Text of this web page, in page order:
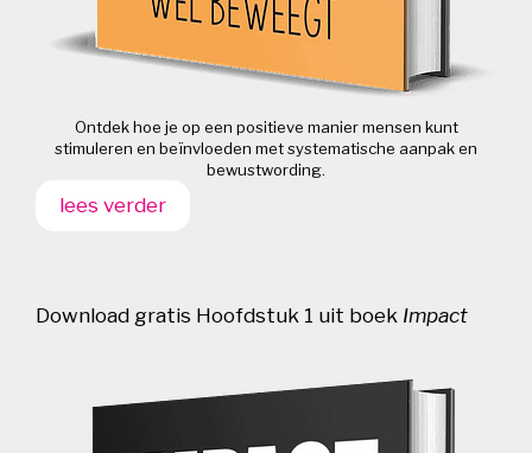
Ontdek hoe je op een positieve manier mensen kunt
stimuleren en beïnvloeden met systematische aanpak en
bewustwording.
lees verder
Download gratis Hoofdstuk 1 uit boek Impact